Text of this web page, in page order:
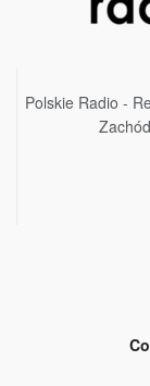
Polskie Radio -